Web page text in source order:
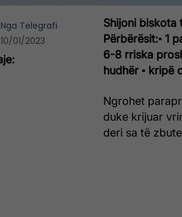
Shijoni biskota
Përbërësit:▪ 1
6-8 rriska
hudhër ▪ kripë
Ngrohet
duke krijuar
deri sa të
Nga Telegrafi
10/01/2023